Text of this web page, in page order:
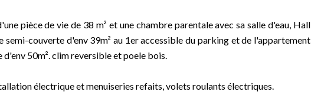
pièce de vie de 38 m² et une chambre parentale avec sa salle d'eau, Hall
semi-couverte d'env 39m² au 1er accessible du parking et de l'appartement
d'env 50m². clim reversible et poele bois.
électrique et menuiseries refaits, volets roulants électriques.